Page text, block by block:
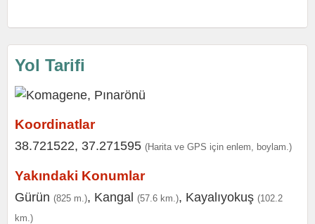
Yol Tarifi
Koordinatlar
38.721522, 37.271595 (Harita ve GPS için enlem, boylam.)
Yakındaki Konumlar
Gürün (825 m.), Kangal (57.6 km.), Kayalıyokuş (102.2
km.)